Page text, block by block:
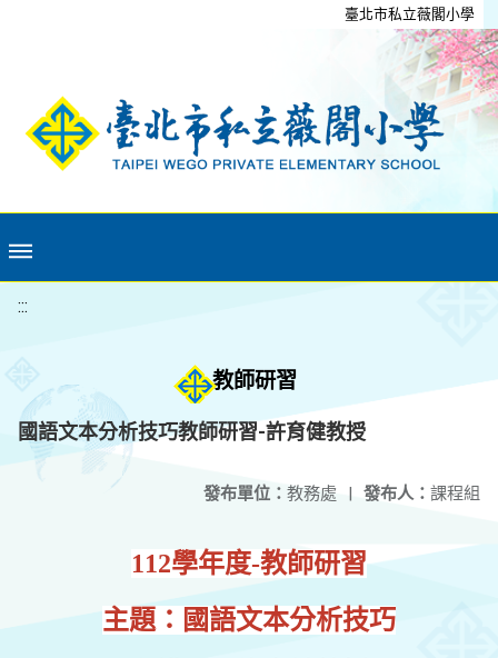
臺北市私立薇閣小學
:::
教師研習
國語文本分析技巧教師研習-許育健教授
發布人： 課程組
發布單位： 教務處 |
112學年度-教師研習
主題：國語文本分析技巧